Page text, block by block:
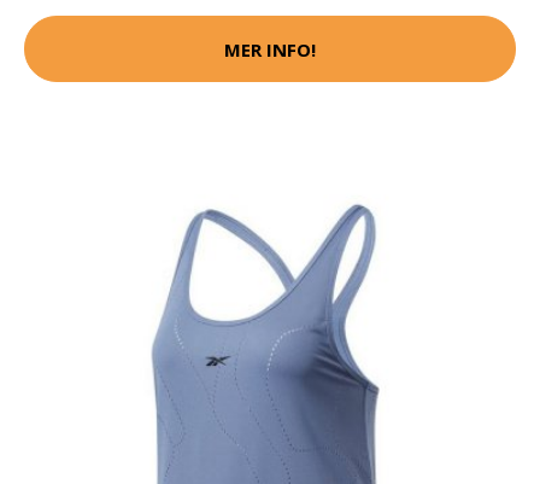
MER INFO!